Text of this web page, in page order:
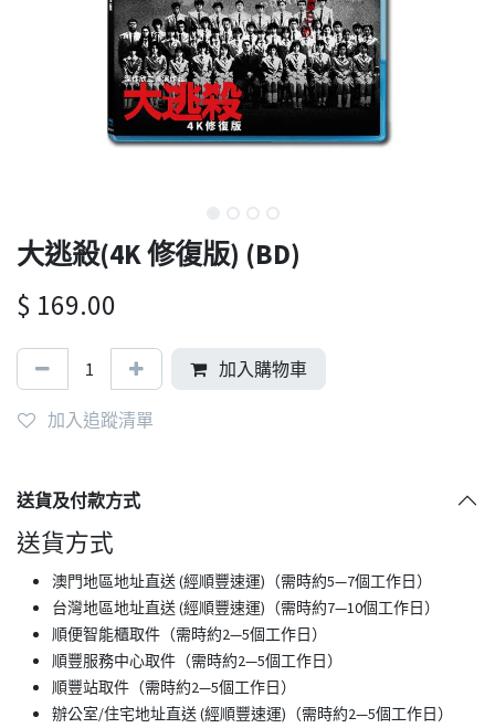
大逃殺(4K 修復版) (BD)
$ 169.00
加入購物車
加入追蹤清單
送貨及付款方式
送貨方式
澳門地區地址直送 (經順豐速運)（需時約5—7個工作日）
台灣地區地址直送 (經順豐速運)（需時約7—10個工作日）
順便智能櫃取件（需時約2—5個工作日）
順豐服務中心取件（需時約2—5個工作日）
順豐站取件（需時約2—5個工作日）
​辦公室/住宅地址直送 (經順豐速運)（需時約2—5個工作日）